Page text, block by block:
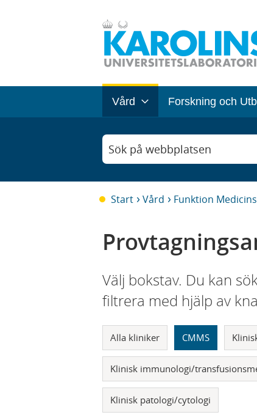
Vård Forskning och
Sök på webbplatsen
Start Vård Funktion
Välj bokstav. Du kan
filtrera med hjälp av
Alla kliniker CMMS
Klinisk immunologi/
Klinisk patologi/cytologi